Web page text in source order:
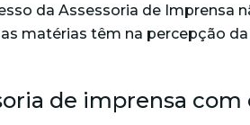
da Assessoria de Imprensa
matérias têm na percepção
de imprensa